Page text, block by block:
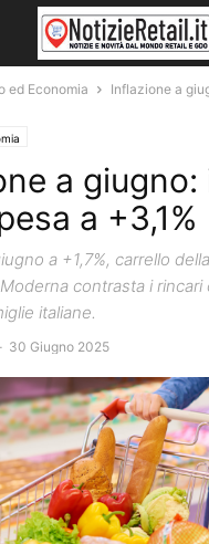
ed Economia
Inflazione a
a giugno:
a +3,1%
a +1,7%, carrello
contrasta i rincari
italiane.
30 Giugno 2025